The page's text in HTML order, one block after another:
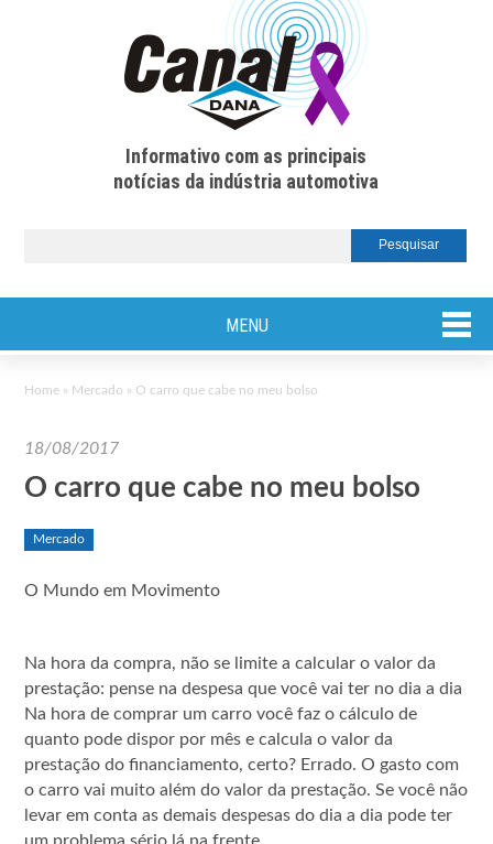
Informativo com as principais
notícias da indústria automotiva
MENU
Home » Mercado » O carro que cabe no meu bolso
18/08/2017
O carro que cabe no meu bolso
Mercado
O Mundo em Movimento
Na hora da compra, não se limite a calcular o valor da
prestação: pense na despesa que você vai ter no dia a dia
Na hora de comprar um carro você faz o cálculo de
quanto pode dispor por mês e calcula o valor da
prestação do financiamento, certo? Errado. O gasto com
o carro vai muito além do valor da prestação. Se você não
levar em conta as demais despesas do dia a dia pode ter
um problema sério lá na frente.